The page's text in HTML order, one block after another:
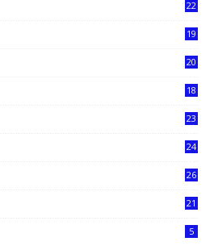
22
19
20
18
23
24
26
21
5